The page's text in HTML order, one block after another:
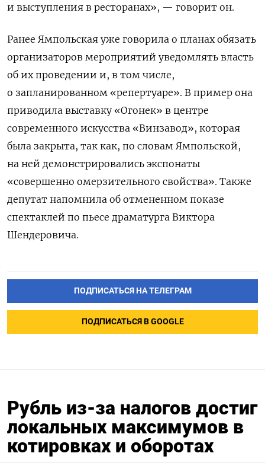
и выступления в ресторанах», — говорит он.
Ранее Ямпольская уже говорила о планах обязать
организаторов мероприятий уведомлять власть
об их проведении и, в том числе,
о запланированном «репертуаре». В пример она
приводила выставку «Огонек» в центре
современного искусства «Винзавод», которая
была закрыта, так как, по словам Ямпольской,
на ней демонстрировались экспонаты
«совершенно омерзительного свойства». Также
депутат напомнила об отмененном показе
спектаклей по пьесе драматурга Виктора
Шендеровича.
ПОДПИСАТЬСЯ НА ТЕЛЕГРАМ
ПОДПИСАТЬСЯ В GOOGLE
Рубль из-за налогов достиг
локальных максимумов в
котировках и оборотах